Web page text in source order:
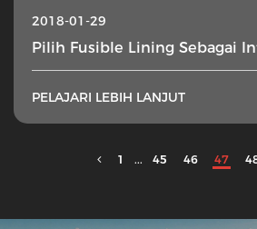
2018-01-29
Pilih Fusible Lining Sebagai
PELAJARI LEBIH LANJUT
1 ... 45 46 47